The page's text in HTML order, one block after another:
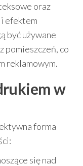
oraz
efektem
być używane
pomieszczeń, co
reklamowym.
w
forma
się nad